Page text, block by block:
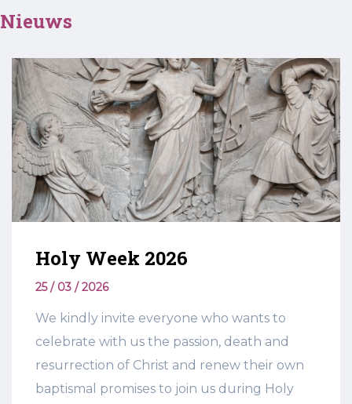
Nieuws
Holy Week 2026
25 / 03 / 2026
We kindly invite everyone who wants to
celebrate with us the passion, death and
resurrection of Christ and renew their own
baptismal promises to join us during Holy